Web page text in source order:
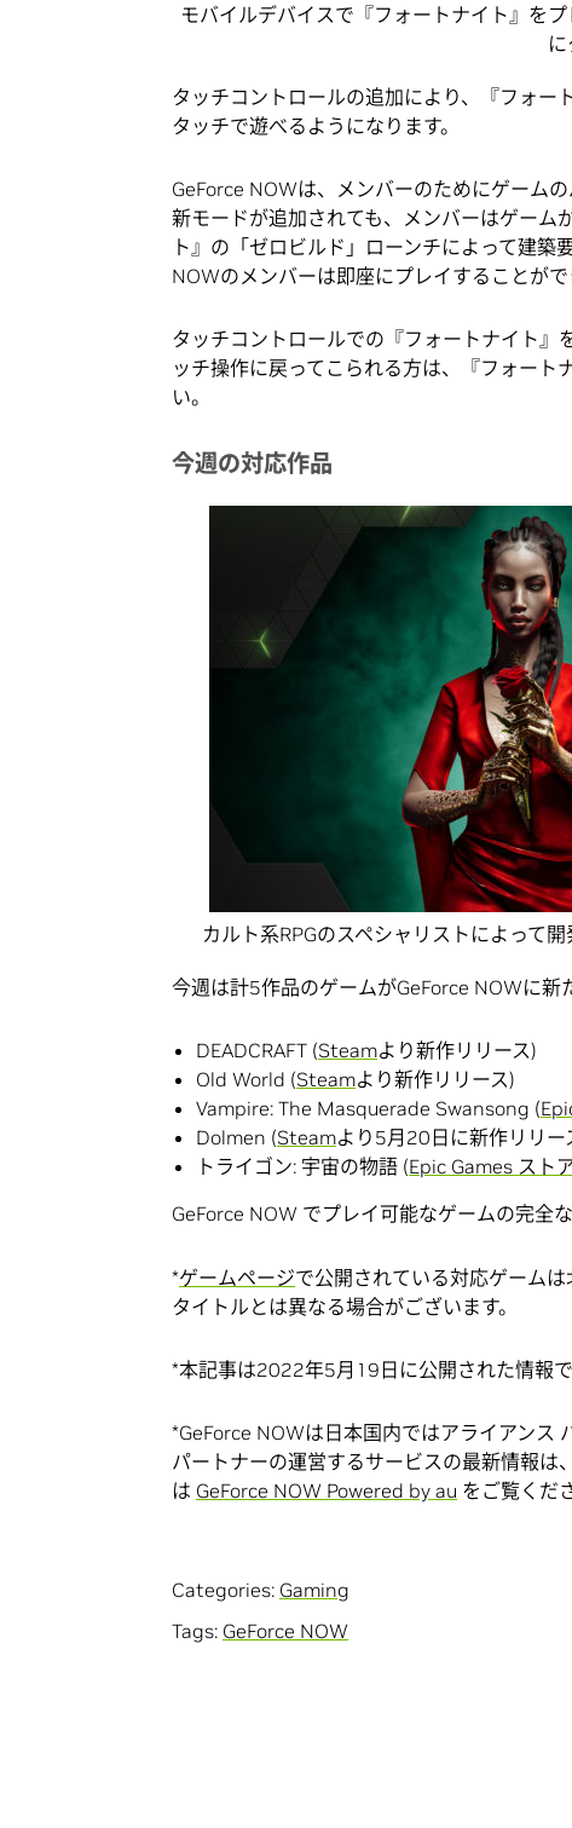
モバイルデバイスで『フォートナイト』を
タッチコントロールの追加により、『フォー
タッチで遊べるようになります。
GeForce NOWは、メンバーのためにゲーム
新モードが追加されても、メンバーはゲーム
ト』の「ゼロビルド」ローンチによって建
NOWのメンバーは即座にプレイすることがで
タッチコントロールでの『フォートナイト』
ッチ操作に戻ってこられる方は、『フォート
い。
今週の対応作品
カルト系RPGのスペシャリストによって
今週は計5作品のゲームがGeForce NOWに新
DEADCRAFT (Steamより新作リリース)
Old World (Steamより新作リリース)
Vampire: The Masquerade Swansong (
Dolmen (Steamより5月20日に新作リリー
トライゴン: 宇宙の物語 (Epic Games スト
GeForce NOW でプレイ可能なゲームの完全な
*ゲームページで公開されている対応ゲーム
タイトルとは異なる場合がございます。
*本記事は2022年5月19日に公開された情報で
*GeForce NOWは日本国内ではアライアンス
パートナーの運営するサービスの最新情報は
は GeForce NOW Powered by au をご覧くだ
Categories: Gaming
Tags: GeForce NOW